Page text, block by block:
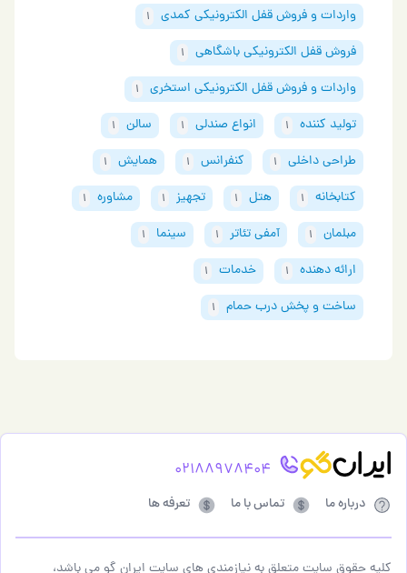
واردات و فروش قفل الکترونیکی کمدی 1
فروش قفل الکترونیکی باشگاهی 1
واردات و فروش قفل الکترونیکی استخری 1
تولید کننده 1 انواع صندلی 1 سالن 1
طراحی داخلی 1 کنفرانس 1 همایش 1
کتابخانه 1 هتل 1 تجهیز 1 مشاوره 1
مبلمان 1 آمفی تئاتر 1 سینما 1
ارائه دهنده 1 خدمات 1
ساخت و پخش درب حمام 1
02188978404
درباره ما تماس با ما تعرفه ها
کلیه حقوق سایت متعلق به نیازمندی های سایت ایران گو می باشد،